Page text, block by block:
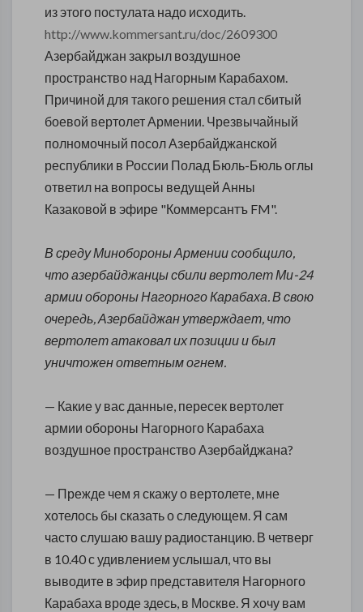
из этого постулата надо исходить.
http://www.kommersant.ru/doc/2609300
Азербайджан закрыл воздушное
пространство над Нагорным Карабахом.
Причиной для такого решения стал сбитый
боевой вертолет Армении. Чрезвычайный
полномочный посол Азербайджанской
республики в России Полад Бюль-Бюль оглы
ответил на вопросы ведущей Анны
Казаковой в эфире "Коммерсантъ FM".
В среду Минобороны Армении сообщило,
что азербайджанцы сбили вертолет Ми-24
армии обороны Нагорного Карабаха. В свою
очередь, Азербайджан утверждает, что
вертолет атаковал их позиции и был
уничтожен ответным огнем.
— Какие у вас данные, пересек вертолет
армии обороны Нагорного Карабаха
воздушное пространство Азербайджана?
— Прежде чем я скажу о вертолете, мне
хотелось бы сказать о следующем. Я сам
часто слушаю вашу радиостанцию. В четверг
в 10.40 с удивлением услышал, что вы
выводите в эфир представителя Нагорного
Карабаха вроде здесь, в Москве. Я хочу вам